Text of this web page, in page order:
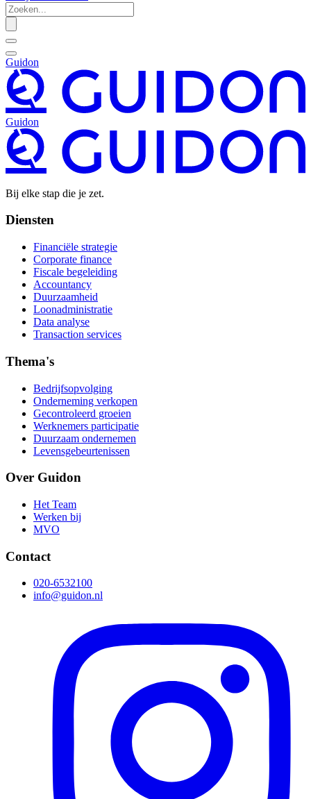
Guidon
Guidon
Bij elke stap die je zet.
Diensten
Financiële strategie
Corporate finance
Fiscale begeleiding
Accountancy
Duurzaamheid
Loonadministratie
Data analyse
Transaction services
Thema's
Bedrijfsopvolging
Onderneming verkopen
Gecontroleerd groeien
Werknemers participatie
Duurzaam ondernemen
Levensgebeurtenissen
Over Guidon
Het Team
Werken bij
MVO
Contact
020-6532100
info@guidon.nl